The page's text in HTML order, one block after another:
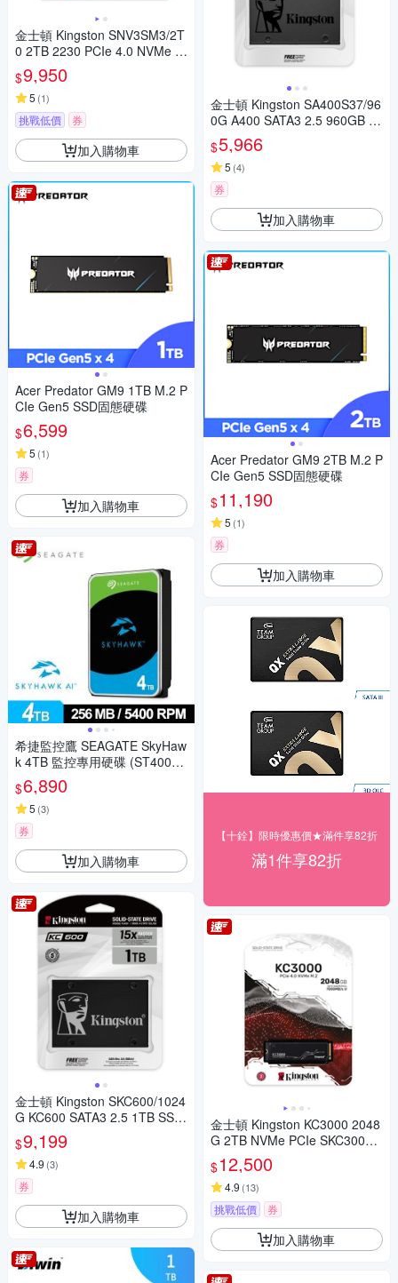
金士頓 Kingston SNV3SM3/2T
0 2TB 2230 PCIe 4.0 NVMe N
V3 SSD固態硬碟
$9,950
5 (1)
挑戰低價 券
加入購物車
Acer Predator GM9 1TB M.2 P
CIe Gen5 SSD固態硬碟
$6,599
5 (1)
券
加入購物車
希捷監控鷹 SEAGATE SkyHaw
k 4TB 監控專用硬碟 (ST4000V
X016)
$6,890
5 (3)
券
加入購物車
金士頓 Kingston SKC600/1024
G KC600 SATA3 2.5 1TB SSD
固態硬碟
$9,199
4.9 (3)
券
加入購物車
金士頓 Kingston SA400S37/96
0G A400 SATA3 2.5 960GB S
SD 固態硬碟
$5,966
5 (4)
券
加入購物車
Acer Predator GM9 2TB M.2 P
CIe Gen5 SSD固態硬碟
$11,190
5 (1)
券
加入購物車
【十銓】限時優惠價★滿件享82折
滿1件享82折
金士頓 Kingston KC3000 2048
G 2TB NVMe PCIe SKC3000
D/2048G SSD 固態硬碟
$12,500
4.9 (13)
挑戰低價 券
加入購物車